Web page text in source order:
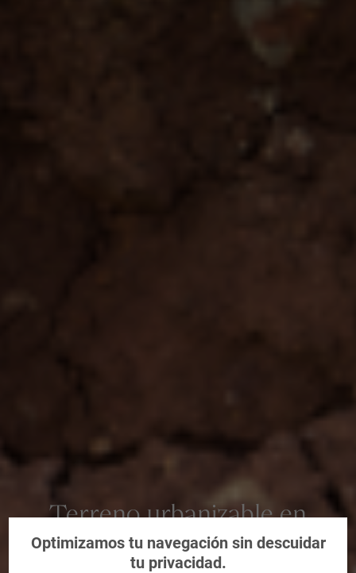
Terreno urbanizable en
Almendralejo, Badajoz
Optimizamos tu navegación sin descuidar
tu privacidad.